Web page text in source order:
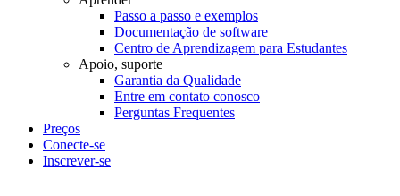
Passo a passo e exemplos
Documentação de software
Centro de Aprendizagem para Estudantes
Apoio, suporte
Garantia da Qualidade
Entre em contato conosco
Perguntas Frequentes
Preços
Conecte-se
Inscrever-se